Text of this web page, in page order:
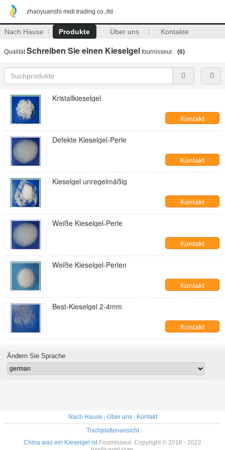
zhaoyuanshi midi trading co.,ltd
Nach Hause Produkte Über uns Kontakte
QualitätSchreiben Sie einen Kieselgel fournisseur. (6)
Kristallkieselgel
Kontakt
Defekte Kieselgel-Perle
Kontakt
Kieselgel unregelmäßig
Kontakt
Weiße Kieselgel-Perle
Kontakt
Weiße Kieselgel-Perlen
Kontakt
Best-Kieselgel 2-4mm
Kontakt
Ändern Sie Sprache
Nach Hause Über uns|
Kontakt
Tischplattenansicht
China was ein Kieselgel istFournisseur. Copyright © 2016 - 2022